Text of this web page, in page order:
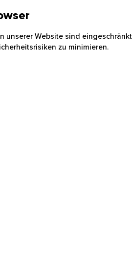
unserer Website sind
zu minimieren.